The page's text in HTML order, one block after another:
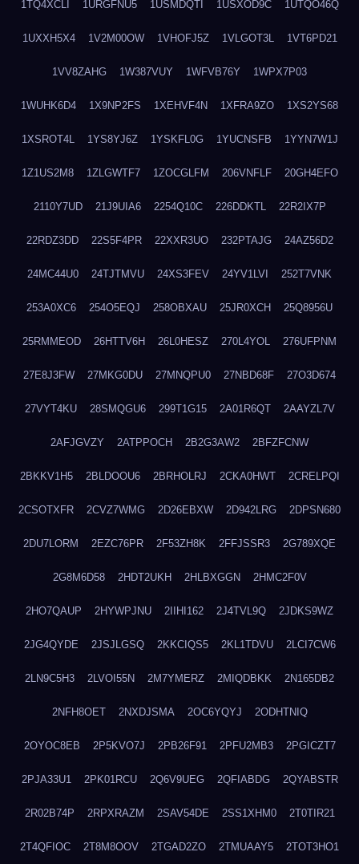
1TQ4XCLI 1URGFNU5 1USMDQTI 1USXOD9C 1UTQO46Q
1UXXH5X4 1V2M00OW 1VHOFJ5Z 1VLGOT3L 1VT6PD21
1VV8ZAHG 1W387VUY 1WFVB76Y 1WPX7P03
1WUHK6D4 1X9NP2FS 1XEHVF4N 1XFRA9ZO 1XS2YS68
1XSROT4L 1YS8YJ6Z 1YSKFL0G 1YUCNSFB 1YYN7W1J
1Z1US2M8 1ZLGWTF7 1ZOCGLFM 206VNFLF 20GH4EFO
2110Y7UD 21J9UIA6 2254Q10C 226DDKTL 22R2IX7P
22RDZ3DD 22S5F4PR 22XXR3UO 232PTAJG 24AZ56D2
24MC44U0 24TJTMVU 24XS3FEV 24YV1LVI 252T7VNK
253A0XC6 254O5EQJ 258OBXAU 25JR0XCH 25Q8956U
25RMMEOD 26HTTV6H 26L0HESZ 270L4YOL 276UFPNM
27E8J3FW 27MKG0DU 27MNQPU0 27NBD68F 27O3D674
27VYT4KU 28SMQGU6 299T1G15 2A01R6QT 2AAYZL7V
2AFJGVZY 2ATPPOCH 2B2G3AW2 2BFZFCNW
2BKKV1H5 2BLDOOU6 2BRHOLRJ 2CKA0HWT 2CRELPQI
2CSOTXFR 2CVZ7WMG 2D26EBXW 2D942LRG 2DPSN680
2DU7LORM 2EZC76PR 2F53ZH8K 2FFJSSR3 2G789XQE
2G8M6D58 2HDT2UKH 2HLBXGGN 2HMC2F0V
2HO7QAUP 2HYWPJNU 2IIHI162 2J4TVL9Q 2JDKS9WZ
2JG4QYDE 2JSJLGSQ 2KKCIQS5 2KL1TDVU 2LCI7CW6
2LN9C5H3 2LVOI55N 2M7YMERZ 2MIQDBKK 2N165DB2
2NFH8OET 2NXDJSMA 2OC6YQYJ 2ODHTNIQ
2OYOC8EB 2P5KVO7J 2PB26F91 2PFU2MB3 2PGICZT7
2PJA33U1 2PK01RCU 2Q6V9UEG 2QFIABDG 2QYABSTR
2R02B74P 2RPXRAZM 2SAV54DE 2SS1XHM0 2T0TIR21
2T4QFIOC 2T8M8OOV 2TGAD2ZO 2TMUAAY5 2TOT3HO1